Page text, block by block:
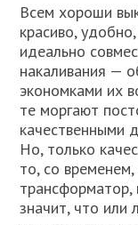
Всем хороши
красиво,
идеально
накаливания —
экономками их
те моргают
качественными
Но, только
то, со
трансформатор,
значит, что или